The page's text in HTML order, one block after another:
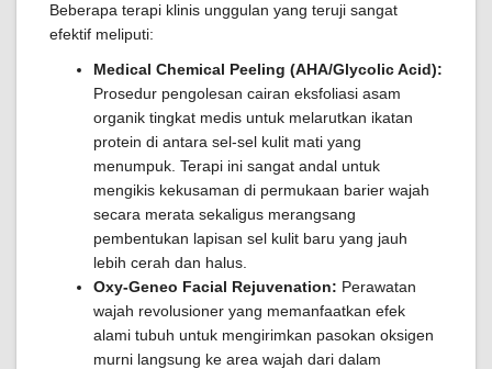
Beberapa terapi klinis unggulan yang teruji sangat
efektif meliputi:
Medical Chemical Peeling (AHA/Glycolic Acid):
Prosedur pengolesan cairan eksfoliasi asam
organik tingkat medis untuk melarutkan ikatan
protein di antara sel-sel kulit mati yang
menumpuk. Terapi ini sangat andal untuk
mengikis kekusaman di permukaan barier wajah
secara merata sekaligus merangsang
pembentukan lapisan sel kulit baru yang jauh
lebih cerah dan halus.
Oxy-Geneo Facial Rejuvenation: Perawatan
wajah revolusioner yang memanfaatkan efek
alami tubuh untuk mengirimkan pasokan oksigen
murni langsung ke area wajah dari dalam